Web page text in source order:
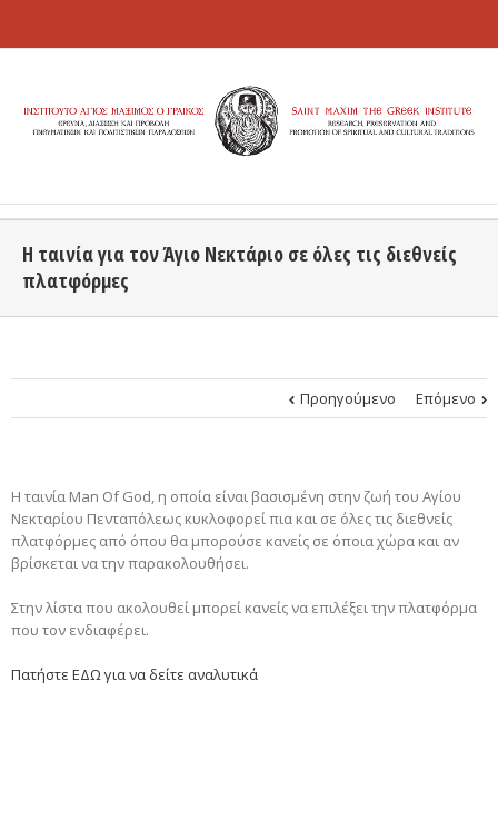
Η ταινία για τον Άγιο Νεκτάριο σε όλες τις διεθνείς
πλατφόρμες
Προηγούμενο Επόμενο
Η ταινία Man Of God, η οποία είναι βασισμένη στην ζωή του Αγίου
Νεκταρίου Πενταπόλεως κυκλοφορεί πια και σε όλες τις διεθνείς
πλατφόρμες από όπου θα μπορούσε κανείς σε όποια χώρα και αν
βρίσκεται να την παρακολουθήσει.
Στην λίστα που ακολουθεί μπορεί κανείς να επιλέξει την πλατφόρμα
που τον ενδιαφέρει.
Πατήστε ΕΔΩ για να δείτε αναλυτικά